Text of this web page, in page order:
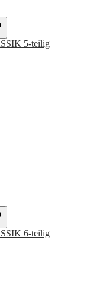
5-teilig
6-teilig